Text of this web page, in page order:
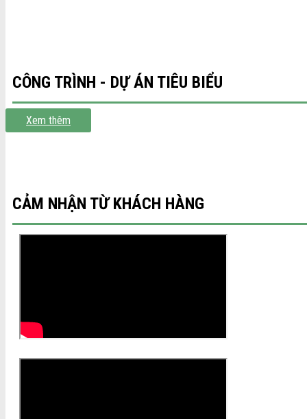
CÔNG TRÌNH - DỰ ÁN TIÊU BIỂU
Xem thêm
CẢM NHẬN TỪ KHÁCH HÀNG